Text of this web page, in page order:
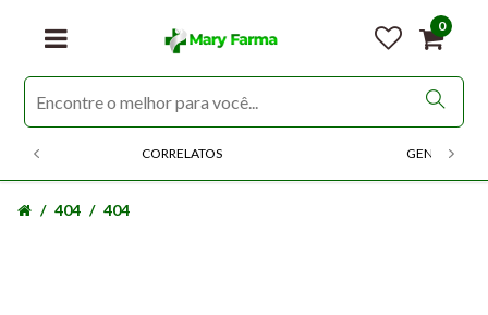
0
CORRELATOS GENERICOS
404 404